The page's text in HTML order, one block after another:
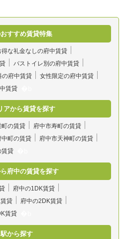
すすめ賃貸特集
得な礼金なしの府中賃貸
バストイレ別の府中賃貸
の府中賃貸
女性限定の府中賃貸
賃貸
アから賃貸を探す
町の賃貸
府中市寿町の賃貸
中町の賃貸
府中市天神町の賃貸
賃貸
府中の賃貸を探す
府中の1DK賃貸
貸
府中の2DK賃貸
賃貸
駅から探す